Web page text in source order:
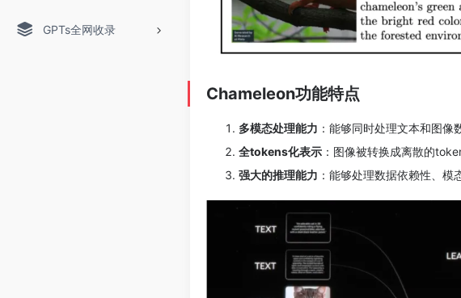
GPTs全网收录
Chameleon功能特点
多模态处理能力 ：能够同时处理文本和图像
全tokens化表示 ：图像被转换成离散的
强大的推理能力 ：能够处理数据依赖性、模